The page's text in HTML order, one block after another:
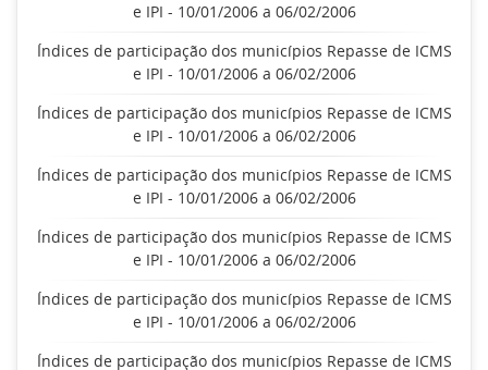
e IPI - 10/01/2006 a 06/02/2006
Índices de participação dos municípios Repasse de ICMS
e IPI - 10/01/2006 a 06/02/2006
Índices de participação dos municípios Repasse de ICMS
e IPI - 10/01/2006 a 06/02/2006
Índices de participação dos municípios Repasse de ICMS
e IPI - 10/01/2006 a 06/02/2006
Índices de participação dos municípios Repasse de ICMS
e IPI - 10/01/2006 a 06/02/2006
Índices de participação dos municípios Repasse de ICMS
e IPI - 10/01/2006 a 06/02/2006
Índices de participação dos municípios Repasse de ICMS